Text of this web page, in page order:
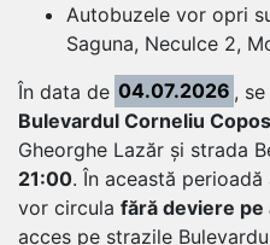
Autobuzele vor opri
Saguna, Neculce 2,
În data de 04.07.2026 ,
Bulevardul Corneliu
Gheorghe Lazăr și strada
21:00. În această
vor circula fără deviere
acces pe strazile